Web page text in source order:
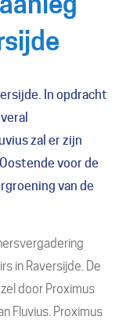
In opdracht
zal er zijn
voor de
van de
in Raversijde. De
door Proximus
Fluvius. Proximus